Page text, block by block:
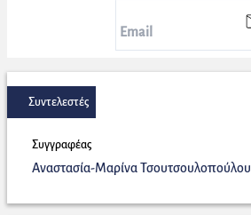
Συντελεστές
Συγγραφέας
Αναστασία-Μαρίνα Τσουτσουλοπούλου